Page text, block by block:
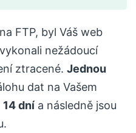
FTP, byl Váš web
nežádoucí
ztracené. Jednou
dat na Vašem
14 dní a následně jsou